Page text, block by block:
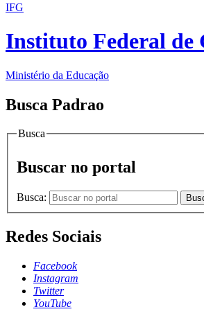
IFG
Instituto Federal de
Ministério da Educação
Busca Padrao
Busca
Buscar no portal
Busca:
Redes Sociais
Facebook
Instagram
Twitter
YouTube